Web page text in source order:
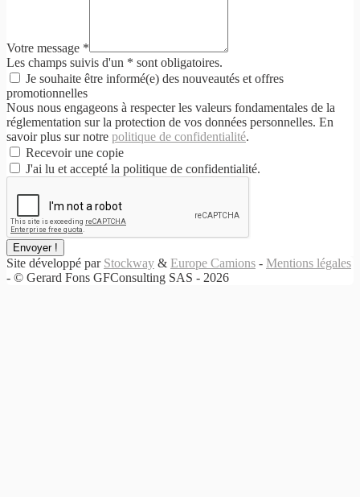
Votre message *
Les champs suivis d'un * sont obligatoires.
Je souhaite être informé(e) des nouveautés et offres
promotionnelles
Nous nous engageons à respecter les valeurs fondamentales de la
réglementation sur la protection de vos données personnelles. En
savoir plus sur notre politique de confidentialité.
Recevoir une copie
J'ai lu et accepté la politique de confidentialité.
Envoyer !
Site développé par Stockway & Europe Camions - Mentions légales
- © Gerard Fons GFConsulting SAS - 2026